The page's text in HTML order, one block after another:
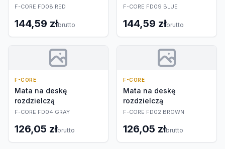
F-CORE FD08 RED
144,59 złbrutto
F-CORE FD09 BLUE
144,59 złbrutto
F-CORE
Mata na deskę
rozdzielczą
F-CORE FD04 GRAY
126,05 złbrutto
F-CORE
Mata na deskę
rozdzielczą
F-CORE FD02 BROWN
126,05 złbrutto